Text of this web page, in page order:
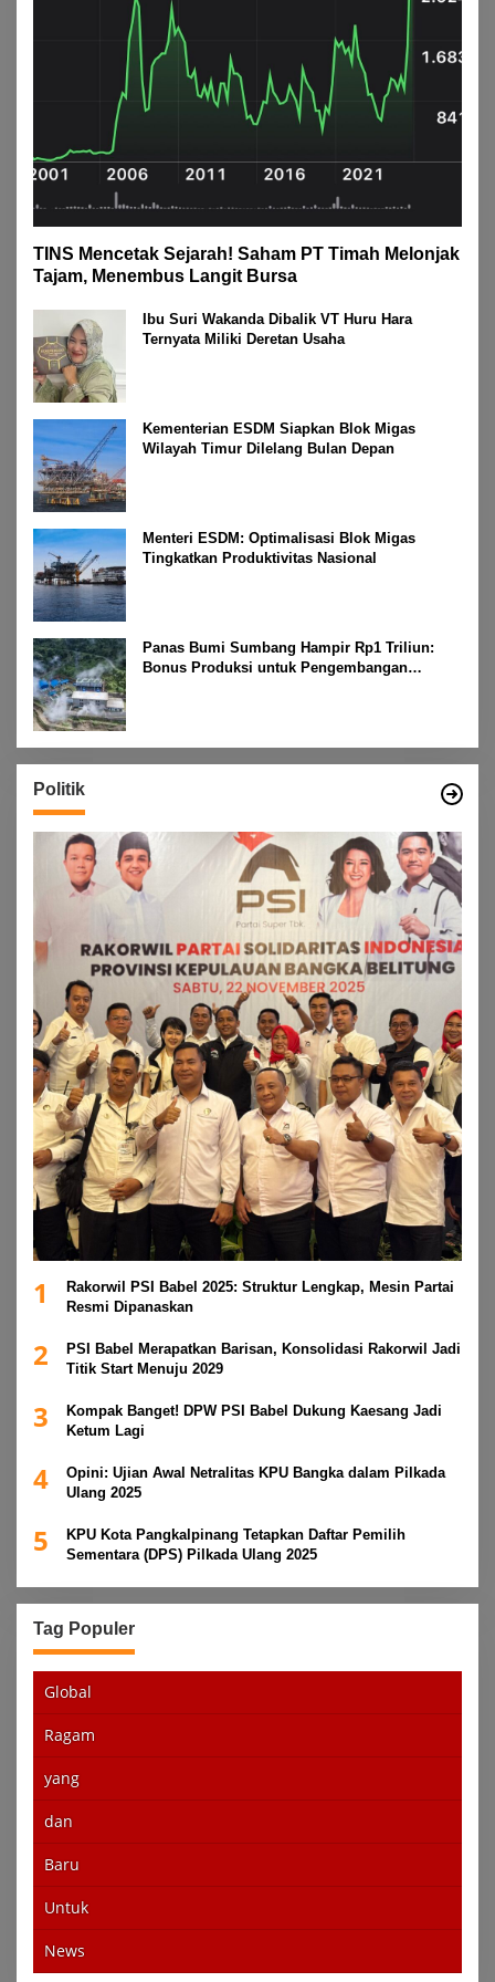
TINS Mencetak Sejarah! Saham PT Timah Melonjak
Tajam, Menembus Langit Bursa
Ibu Suri Wakanda Dibalik VT Huru Hara
Ternyata Miliki Deretan Usaha
Kementerian ESDM Siapkan Blok Migas
Wilayah Timur Dilelang Bulan Depan
Menteri ESDM: Optimalisasi Blok Migas
Tingkatkan Produktivitas Nasional
Panas Bumi Sumbang Hampir Rp1 Triliun:
Bonus Produksi untuk Pengembangan
Politik
1
Rakorwil PSI Babel 2025: Struktur Lengkap, Mesin Partai
Resmi Dipanaskan
2
PSI Babel Merapatkan Barisan, Konsolidasi Rakorwil Jadi
Titik Start Menuju 2029
3
Kompak Banget! DPW PSI Babel Dukung Kaesang Jadi
Ketum Lagi
4
Opini: Ujian Awal Netralitas KPU Bangka dalam Pilkada
Ulang 2025
5
KPU Kota Pangkalpinang Tetapkan Daftar Pemilih
Sementara (DPS) Pilkada Ulang 2025
Tag Populer
Global
Ragam
yang
dan
Baru
Untuk
News